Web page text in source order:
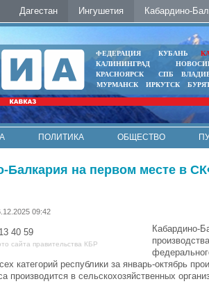
Дагестан Ингушетия Кабардино-
ФЕДЕРАЦИЯ КУБАНЬ
КАЛИНИНГРАД
КРАСНОЯРСК
СПБ
МУРМАНСК
ИРКУТСК
ПОЛИТИКА ОБЩЕСТВО
Балкария на первом месте в
09:42
сайта правительства КБР
Кабардино-
категорий республики за январь-октябрь
производится в сельскохозяйственных